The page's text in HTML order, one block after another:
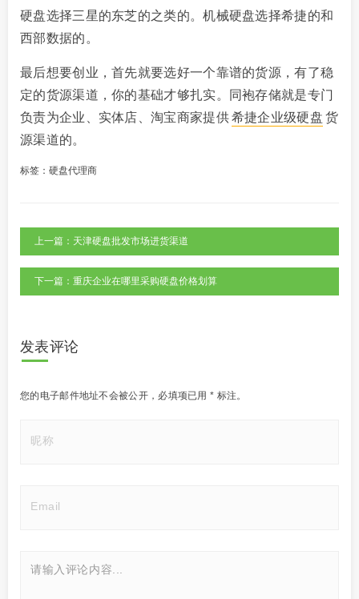
硬盘选择三星的东芝的之类的。机械硬盘选择希捷的和
西部数据的。
最后想要创业，首先就要选好一个靠谱的货源，有了稳
定的货源渠道，你的基础才够扎实。同袍存储就是专门
负责为企业、实体店、淘宝商家提供希捷企业级硬盘 货
源渠道的。
标签： 硬盘代理商
上一篇：天津硬盘批发市场进货渠道
下一篇：重庆企业在哪里采购硬盘价格划算
发表评论
您的电子邮件地址不会被公开， 必填项已用* 标注。